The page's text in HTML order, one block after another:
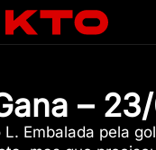
–
Embalada pela